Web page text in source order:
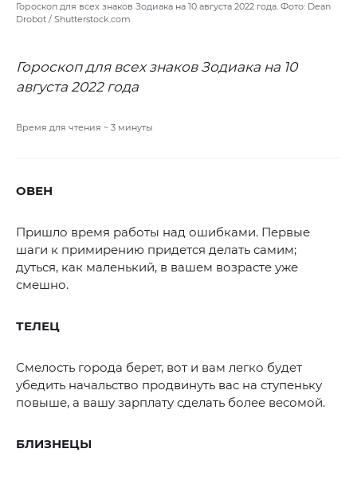
Гороскоп для всех знаков Зодиака на 10 августа 2022 года. Фото: Dean
Drobot / Shutterstock.com
Гороскоп для всех знаков Зодиака на 10
августа 2022 года
Время для чтения ~ 3 минуты
ОВЕН
Пришло время работы над ошибками. Первые
шаги к примирению придется делать самим;
дуться, как маленький, в вашем возрасте уже
смешно.
ТЕЛЕЦ
Смелость города берет, вот и вам легко будет
убедить начальство продвинуть вас на ступеньку
повыше, а вашу зарплату сделать более весомой.
БЛИЗНЕЦЫ